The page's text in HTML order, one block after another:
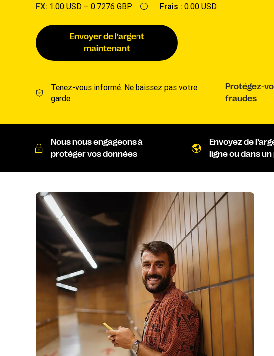
FX: 1.00 USD – 0.7276 GBP Frais : 0.00 USD
Envoyer de l’argent
maintenant
Tenez-vous informé. Ne baissez pas votre
garde.
Protégez-
fraudes
Nous nous engageons à
protéger vos données
Envoyez de
ligne ou dans